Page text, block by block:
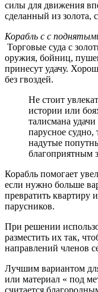
силы для движения
сделанный из золота,
Корабль с с
Торговые суда c
оружия, бойниц,
принесут удачу.
без гвоздей.
Не стоит
истории или
талисмана
парусное судно,
надутые
благоприятным
Корабль помогает
если нужно больше
превратить квартиру
парусников.
При решении
разместить их так,
направлений членов
Лучшим вариантом
или материал « под
считается